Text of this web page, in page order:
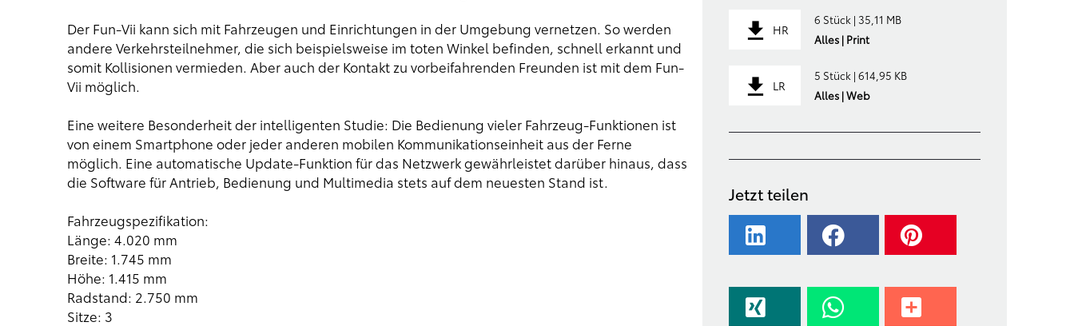
Der Fun-Vii kann sich mit Fahrzeugen und Einrichtungen in der Umgebung vernetzen. So werden
andere Verkehrsteilnehmer, die sich beispielsweise im toten Winkel befinden, schnell erkannt und
somit Kollisionen vermieden. Aber auch der Kontakt zu vorbeifahrenden Freunden ist mit dem Fun-
Vii möglich.
Eine weitere Besonderheit der intelligenten Studie: Die Bedienung vieler Fahrzeug-Funktionen ist
von einem Smartphone oder jeder anderen mobilen Kommunikationseinheit aus der Ferne
möglich. Eine automatische Update-Funktion für das Netzwerk gewährleistet darüber hinaus, dass
die Software für Antrieb, Bedienung und Multimedia stets auf dem neuesten Stand ist.
Fahrzeugspezifikation:
Länge: 4.020 mm
Breite: 1.745 mm
Höhe: 1.415 mm
Radstand: 2.750 mm
Sitze: 3
HR
6 Stück | 35,11 MB
Alles | Print
LR
5 Stück | 614,95 KB
Alles | Web
Jetzt teilen